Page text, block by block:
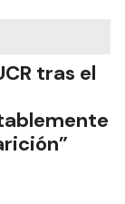
tras el